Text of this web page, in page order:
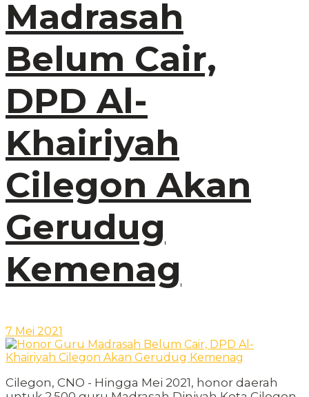
Madrasah
Belum Cair,
DPD Al-
Khairiyah
Cilegon Akan
Gerudug
Kemenag
7 Mei 2021
Cilegon, CNO - Hingga Mei 2021, honor daerah